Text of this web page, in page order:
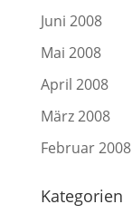
Juni 2008
Mai 2008
April 2008
März 2008
Februar 2008
Kategorien